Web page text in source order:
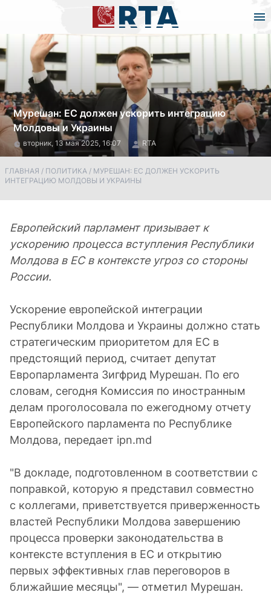
Мурешан: ЕС должен ускорить интеграцию
Молдовы и Украины
вторник, 13 мая 2025, 16:07 RTA
ГЛАВНАЯ / ПОЛИТИКА / МУРЕШАН: ЕС ДОЛЖЕН УСКОРИТЬ
ИНТЕГРАЦИЮ МОЛДОВЫ И УКРАИНЫ
Европейский парламент призывает к
ускорению процесса вступления Республики
Молдова в ЕС в контексте угроз со стороны
России.
Ускорение европейской интеграции
Республики Молдова и Украины должно стать
стратегическим приоритетом для ЕС в
предстоящий период, считает депутат
Европарламента Зигфрид Мурешан. По его
словам, сегодня Комиссия по иностранным
делам проголосовала по ежегодному отчету
Европейского парламента по Республике
Молдова, передает ipn.md
"В докладе, подготовленном в соответствии с
поправкой, которую я представил совместно
с коллегами, приветствуется приверженность
властей Республики Молдова завершению
процесса проверки законодательства в
контексте вступления в ЕС и открытию
первых эффективных глав переговоров в
ближайшие месяцы", — отметил Мурешан.